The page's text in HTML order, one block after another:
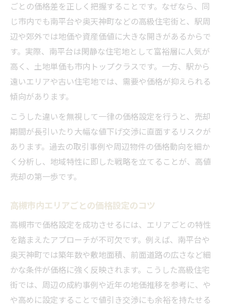
ごとの価格差を正しく把握することです。なぜなら、同
じ市内でも南平台や奥天神町などの高級住宅街と、駅周
辺や郊外では地価や資産価値に大きな開きがあるからで
す。実際、南平台は閑静な住宅地として富裕層に人気が
高く、土地単価も市内トップクラスです。一方、駅から
遠いエリアや古い住宅地では、需要や価格が抑えられる
傾向があります。
こうした違いを無視して一律の価格設定を行うと、売却
期間が長引いたり大幅な値下げ交渉に直面するリスクが
あります。過去の取引事例や周辺物件の価格動向を細か
く分析し、地域特性に即した戦略を立てることが、高値
売却の第一歩です。
高槻市内エリアごとの価格設定のコツ
高槻市で価格設定を成功させるには、エリアごとの特性
を踏まえたアプローチが不可欠です。例えば、南平台や
奥天神町では築年数や敷地面積、前面道路の広さなど細
かな条件が価格に強く反映されます。こうした高級住宅
街では、周辺の成約事例や近年の地価推移を参考に、や
や高めに設定することで値引き交渉にも余裕を持たせる